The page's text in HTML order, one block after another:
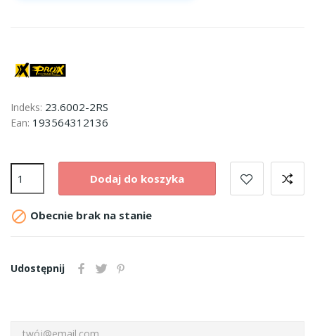
Indeks: 23.6002-2RS
Ean: 193564312136
Dodaj do koszyka
 Obecnie brak na stanie
Udostępnij